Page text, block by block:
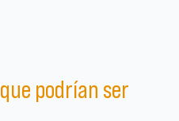
que podrían ser